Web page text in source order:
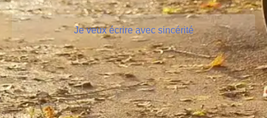
Je veux écrire avec sincérité